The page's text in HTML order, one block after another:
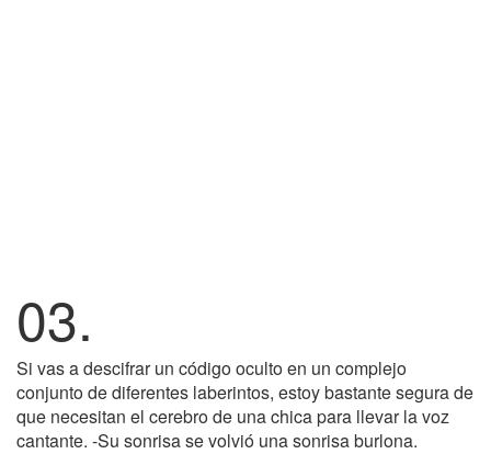
03.
Si vas a descifrar un código oculto en un complejo
conjunto de diferentes laberintos, estoy bastante segura de
que necesitan el cerebro de una chica para llevar la voz
cantante. -Su sonrisa se volvió una sonrisa burlona.